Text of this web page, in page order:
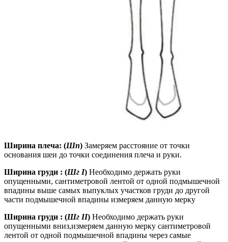
Ширина плеча: (Шп) Замеряем расстояние от точки
основания шеи до точки соединения плеча и руки.
Ширина груди : (Шг I) Необходимо держать руки
опущенными, сантиметровой лентой от одной подмышечной
впадины выше самых выпуклых участков груди до другой
части подмышечной впадины измеряем данную мерку
Ширина груди : (Шг II) Необходимо держать руки
опущенными вниз,измеряем данную мерку сантиметровой
лентой от одной подмышечной впадины через самые